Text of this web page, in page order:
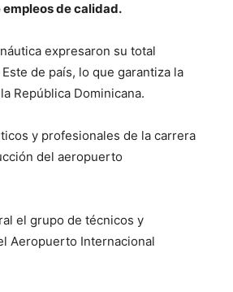
de calidad.
expresaron su total
de país, lo que garantiza la
República Dominicana.
y profesionales de la carrera
del aeropuerto
el grupo de técnicos y
Aeropuerto Internacional